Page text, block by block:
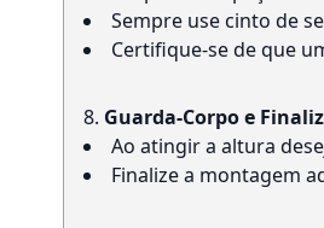
Sempre use cinto de
Certifique-se de que
Guarda-Corpo e
Ao atingir a altura
Finalize a montagem